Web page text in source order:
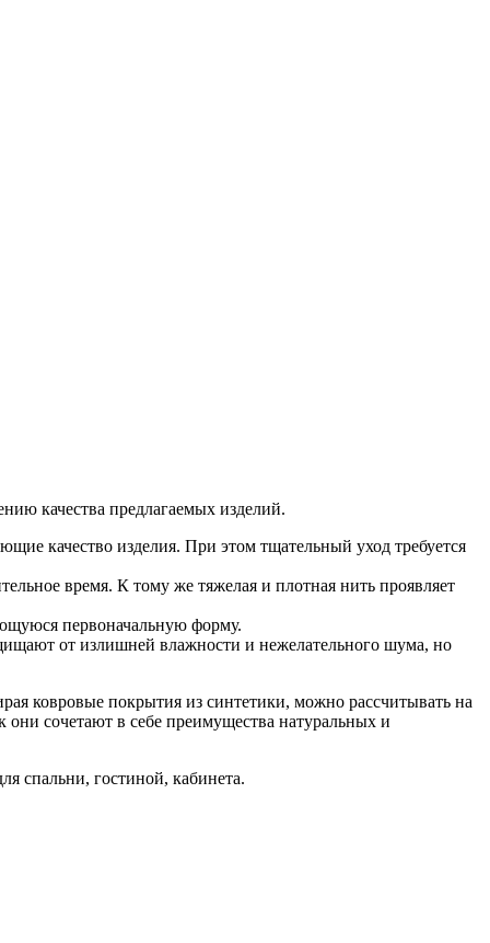
качества предлагаемых изделий.
качество изделия. При этом тщательный уход требуется
время. К тому же тяжелая и плотная нить проявляет
первоначальную форму.
от излишней влажности и нежелательного шума, но
ковровые покрытия из синтетики, можно рассчитывать на
сочетают в себе преимущества натуральных и
спальни, гостиной, кабинета.